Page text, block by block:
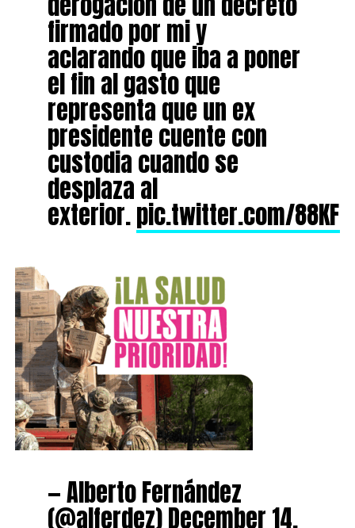
firmado por mi y
aclarando que iba a poner
el fin al gasto que
representa que un ex
presidente cuente con
custodia cuando se
desplaza al
exterior.pic.twitter.com/
— Alberto Fernández
(@alferdez)December 14,